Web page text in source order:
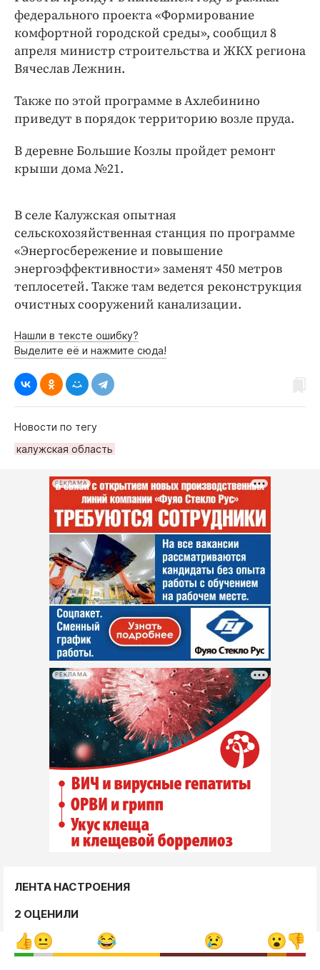
Интересное чтиво
Клиника года
Бренд года
Работодатель года
федерального проекта «Формирование
комфортной городской среды», сообщил 8
апреля министр строительства и ЖКХ региона
Вячеслав Лежнин.
Также по этой программе в Ахлебинино
приведут в порядок территорию возле пруда.
В деревне Большие Козлы пройдет ремонт
крыши дома №21.
В селе Калужская опытная
сельскохозяйственная станция по программе
«Энергосбережение и повышение
энергоэффективности» заменят 450 метров
теплосетей. Также там ведется реконструкция
очистных сооружений канализации.
Нашли в тексте ошибку?
Выделите её и нажмите сюда!
Новости по тегу
калужская область
РЕКЛАМА
РЕКЛАМА
ЛЕНТА НАСТРОЕНИЯ
2 ОЦЕНИЛИ